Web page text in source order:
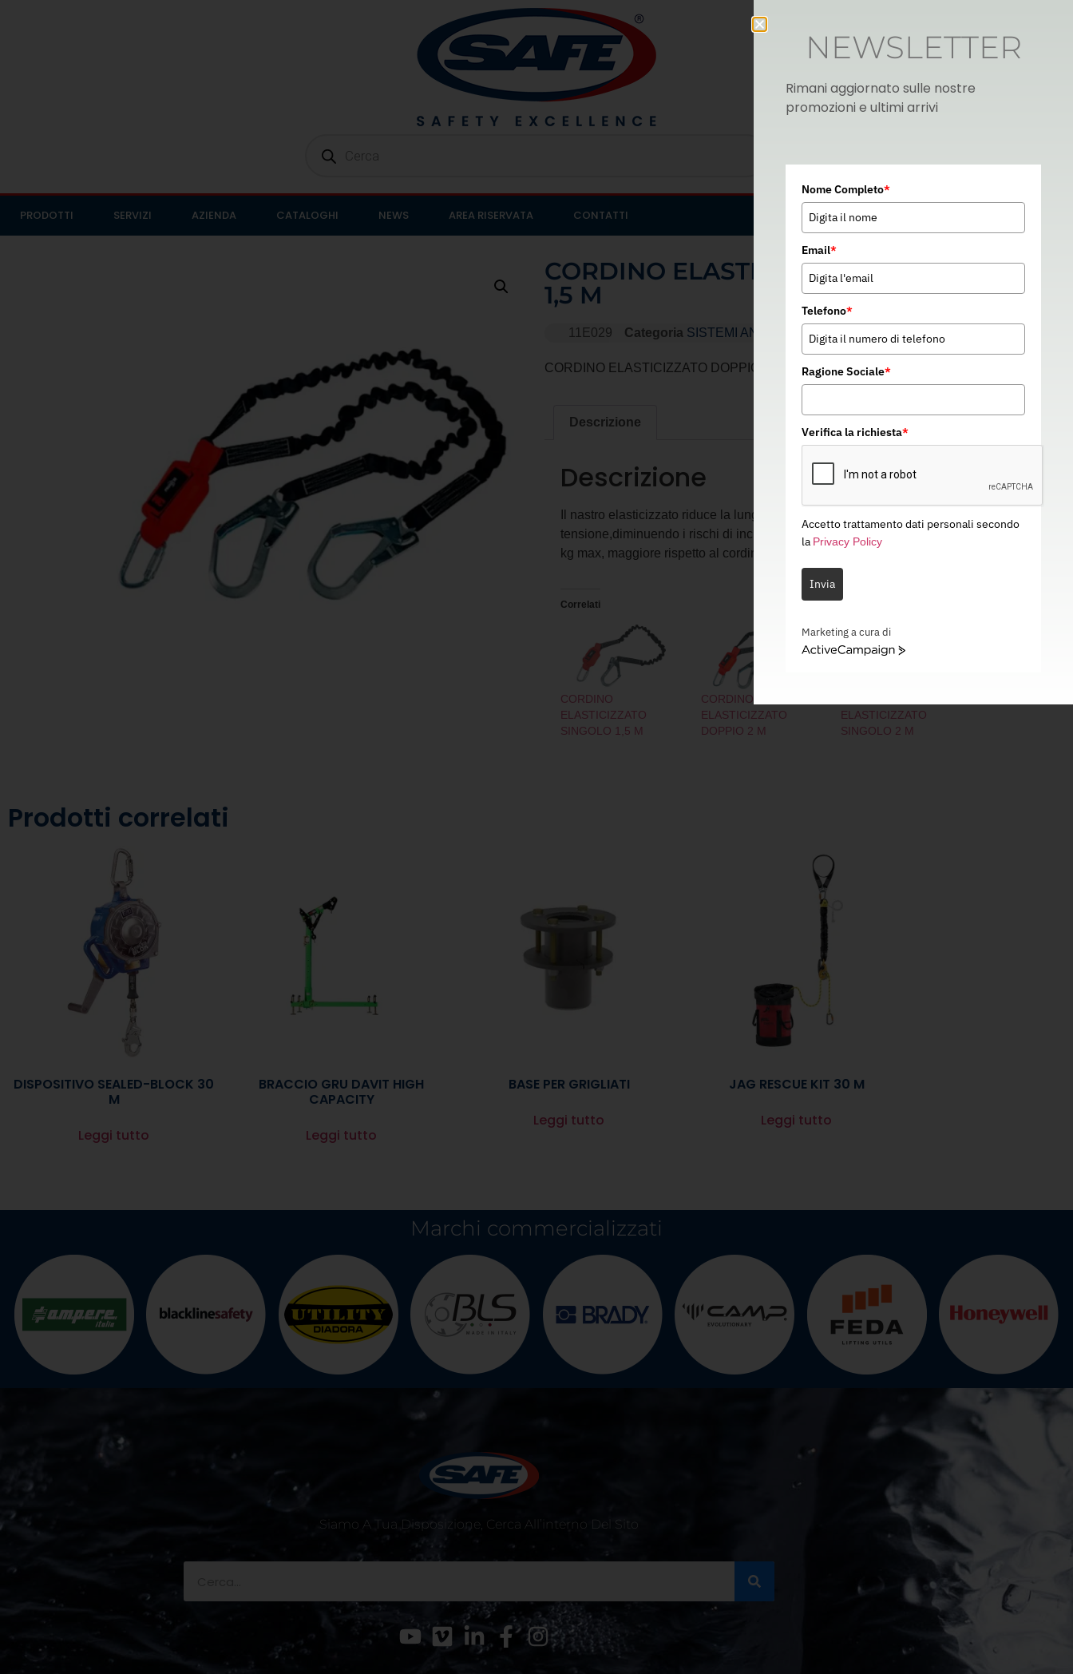
PRODOTTI SERVIZI AZIENDA CATALOGHI NEWS AREA RISERVATA CONTATTI
CORDINO ELASTICIZZATO DOPPIO
1,5 M
11E029 Categoria SISTEMI ANTICADUTA
CORDINO ELASTICIZZATO DOPPIO 1,5 M – ANTICADUTA – 11E029
Descrizione
Descrizione
Il nastro elasticizzato riduce la lunghezza del cordino quando non è in
tensione,diminuendo i rischi di inciampo e aggrovigliamentoPortata 140
kg max, maggiore rispetto al cordino di arresto caduta standard
Correlati
CORDINO
ELASTICIZZATO
SINGOLO 1,5 M
CORDINO
ELASTICIZZATO
DOPPIO 2 M
ELASTICIZZATO
SINGOLO 2 M
Prodotti correlati
DISPOSITIVO SEALED-BLOCK 30
M
Leggi tutto
BRACCIO GRU DAVIT HIGH
CAPACITY
Leggi tutto
BASE PER GRIGLIATI
Leggi tutto
JAG RESCUE KIT 30 M
Leggi tutto
Marchi commercializzati
Siamo A Tua Disposizione, Cerca All’interno Del Sito
NEWSLETTER
Rimani aggiornato sulle nostre
promozioni e ultimi arrivi
Nome Completo*
Email*
Telefono*
Ragione Sociale*
Verifica la richiesta*
Accetto trattamento dati personali secondo
la Privacy Policy
Invia
Marketing a cura di
ActiveCampaign